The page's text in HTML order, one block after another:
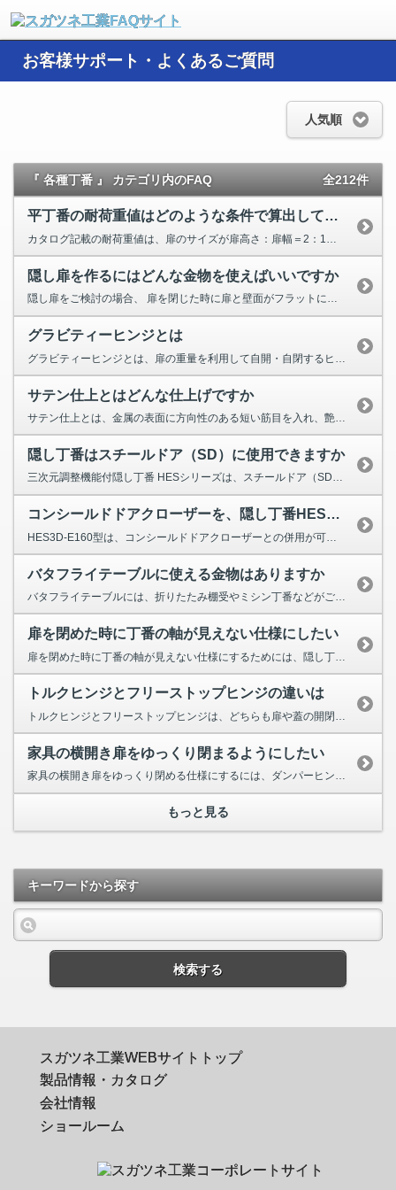
お客様サポート・よくあるご質問
人気順
『 各種丁番 』 カテゴリ内のFAQ 全212件
平丁番の耐荷重値はどのような条件で算出していますか
カタログ記載の耐荷重値は、扉のサイズが扉高さ：扉幅＝2：1で、 上下に離して取り付けた場合（2個使い）の値です。...
隠し扉を作るにはどんな金物を使えばいいですか
隠し扉をご検討の場合、 扉を閉じた時に扉と壁面がフラットになる金物を使用してください。 隠し扉（引き戸・開...
グラビティーヒンジとは
サテン仕上とはどんな仕上げですか
サテン仕上とは、金属の表面に方向性のある短い筋目を入れ、艶消し面にする仕上げです。 絹（サテン）の布地に質感が似...
隠し丁番はスチールドア（SD）に使用できますか
三次元調整機能付隠し丁番 HESシリーズは、スチールドア（SD）用の専用ブラケットがあります。 また、金属製扉...
コンシールドドアクローザーを、隠し丁番HESシリーズと併用したい
HES3D-E160型は、コンシールドドアクローザーとの併用が可能です。 ※弊社ではコンシールドドアクローザーの...
バタフライテーブルに使える金物はありますか
バタフライテーブルには、折りたたみ棚受やミシン丁番などがご使用いただけます。 折りたたみ棚受には、急な落下を防...
扉を閉めた時に丁番の軸が見えない仕様にしたい
トルクヒンジとフリーストップヒンジの違いは
トルクヒンジとフリーストップヒンジは、どちらも扉や蓋の開閉位置を任意の角度で保持する蝶番です。 弊社では...
家具の横開き扉をゆっくり閉まるようにしたい
家具の横開き扉をゆっくり閉める仕様にするには、ダンパーヒンジをご検討ください。 ダンパーヒンジは、扉の動きをゆ...
もっと見る
キーワードから探す
検索する
スガツネ工業WEBサイトトップ
製品情報・カタログ
会社情報
ショールーム